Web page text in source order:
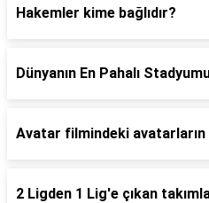
Hakemler kime bağlıdır?
Dünyanın En Pahalı
Avatar filmindeki
2 Ligden 1 Lig'e çıkan